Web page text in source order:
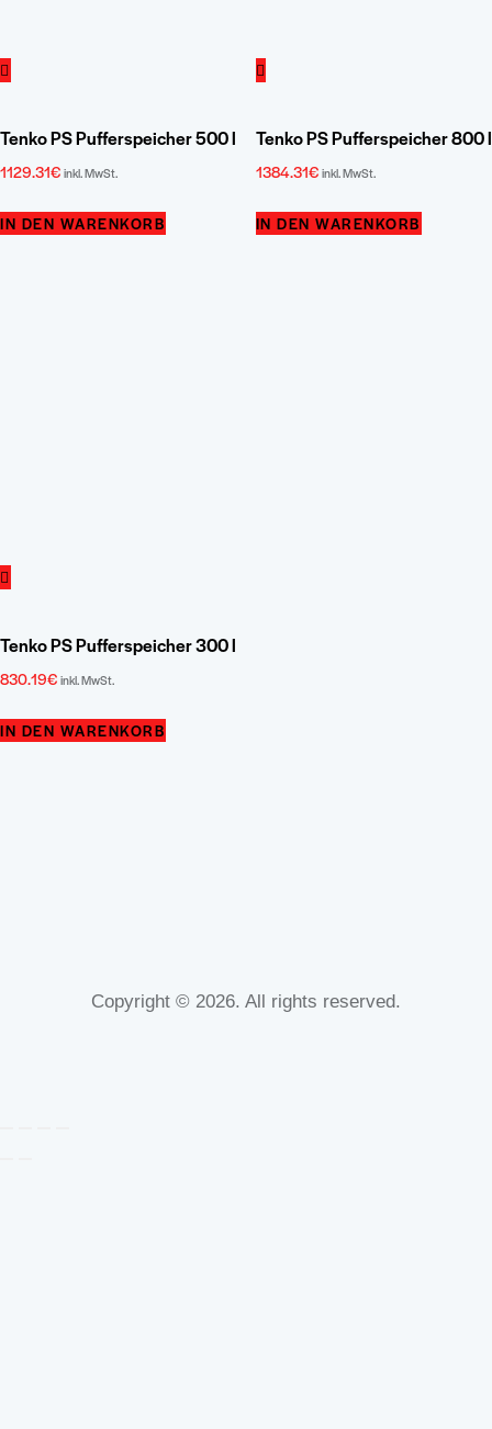
Tenko PS Pufferspeicher 500 l
1129.31€ inkl. MwSt.
IN DEN WARENKORB
Tenko PS Pufferspeicher 800 l
1384.31€ inkl. MwSt.
IN DEN WARENKORB
Tenko PS Pufferspeicher 300 l
830.19€ inkl. MwSt.
IN DEN WARENKORB
Copyright © 2026. All rights reserved.